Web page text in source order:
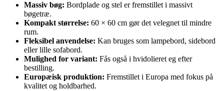
Massiv bøg: Bordplade og stel er fremstillet i massivt
bøgetræ.
Kompakt størrelse: 60 × 60 cm gør det velegnet til mindre
rum.
Fleksibel anvendelse: Kan bruges som lampebord, sidebord
eller lille sofabord.
Mulighed for variant: Fås også i hvidolieret eg efter
bestilling.
Europæisk produktion: Fremstillet i Europa med fokus på
kvalitet og holdbarhed.